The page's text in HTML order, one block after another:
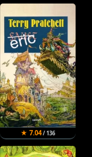
★ 7.04/ 136